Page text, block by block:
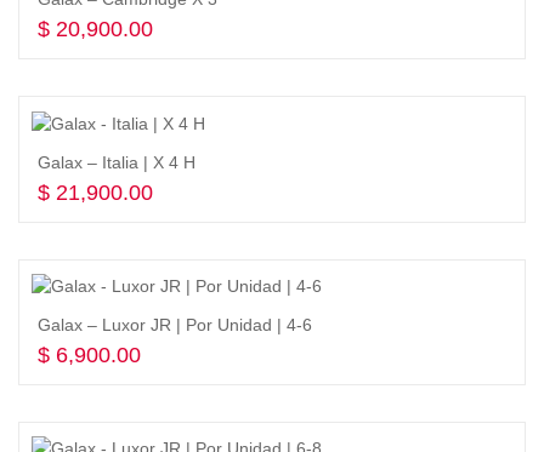
$ 20,900.00
Galax – Italia | X 4 H
$ 21,900.00
Galax – Luxor JR | Por Unidad | 4-6
$ 6,900.00